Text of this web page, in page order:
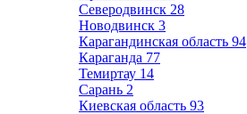
Северодвинск 28
Новодвинск 3
Карагандинская область 94
Караганда 77
Темиртау 14
Сарань 2
Киевская область 93